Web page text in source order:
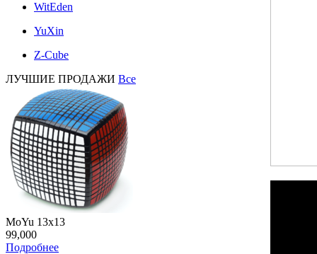
WitEden
YuXin
Z-Cube
ЛУЧШИЕ ПРОДАЖИ Все
MoYu 13x13
99,000
Подробнее